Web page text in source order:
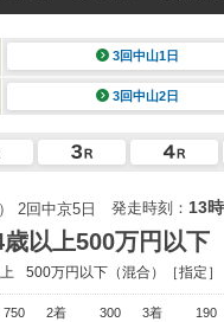
3回中山1日
3回中山2日
2回中京5日 発走時刻： 13
以上500万円以下
500万円以下 （混合）［指定］
750 2着 300 3着 190